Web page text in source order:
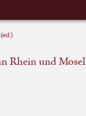
Rhein und Mosel